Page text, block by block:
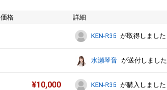
価格 詳細
KEN-R35 が取得しました
水瀬琴音 が送付しました
¥10,000 KEN-R35 が購入しました